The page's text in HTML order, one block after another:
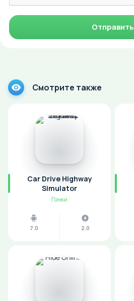
Отправить
Смотрите также
Car Drive Highway
Simulator
Гонки
7.0 2.0